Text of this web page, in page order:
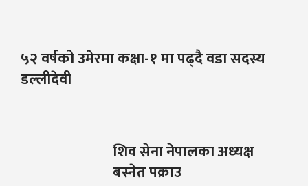
५२ वर्षको उमेरमा कक्षा-१ मा पढ्दै वडा सदस्य
डल्लीदेवी
शिव सेना नेपालका अध्यक्ष
बस्नेत पक्राउ